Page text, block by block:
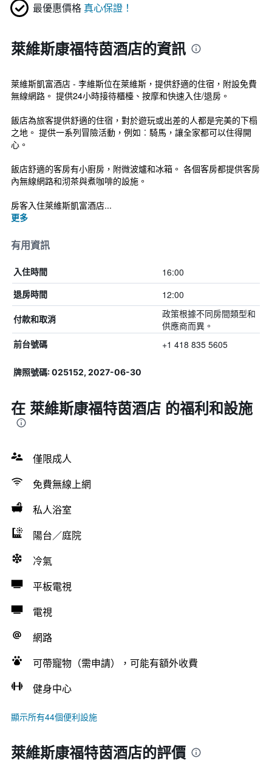
最優惠價格 真心保證！
萊維斯康福特茵酒店的資訊
萊維斯凱富酒店 - 李維斯位在萊維斯，提供舒適的住宿，附設免費
無線網路。 提供24小時接待櫃檯、按摩和快速入住/退房。
飯店為旅客提供舒適的住宿，對於遊玩或出差的人都是完美的下榻
之地。 提供一系列冒險活動，例如︰騎馬，讓全家都可以住得開
心。
飯店舒適的客房有小廚房，附微波爐和冰箱。 各個客房都提供客房
內無線網路和沏茶與煮咖啡的設施。
房客入住萊維斯凱富酒店...
更多
有用資訊
入住時間 16:00
退房時間 12:00
付款和取消
政策根據不同房間類型和
供應商而異。
前台號碼 +1 418 835 5605
牌照號碼: 025152, 2027-06-30
在 萊維斯康福特茵酒店 的福利和設施
僅限成人
免費無線上網
私人浴室
陽台／庭院
冷氣
平板電視
電視
網路
可帶寵物（需申請），可能有額外收費
健身中心
顯示所有44個便利設施
萊維斯康福特茵酒店的評價